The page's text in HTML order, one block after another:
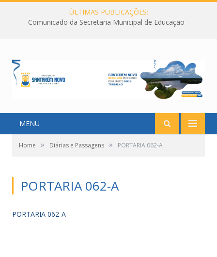
ÚLTIMAS PUBLICAÇÕES:
Comunicado da Secretaria Municipal de Educação
MENU
Home » Diárias e Passagens » PORTARIA 062-A
PORTARIA 062-A
PORTARIA 062-A